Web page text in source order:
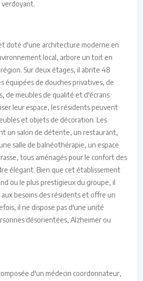
verdoyant.
doté d'une architecture moderne en
local, arbore un toit en
Sur deux étages, il abrite 48
équipées de douches privatives, de
de meubles de qualité et d'écrans
leur espace, les résidents peuvent
et objets de décoration. Les
un salon de détente, un restaurant,
salle de balnéothérapie, un espace
tous aménagés pour le confort des
élégant. Bien que cet établissement
ou le plus prestigieux du groupe, il
besoins des résidents et offre un
il ne dispose pas d'une unité
désorientées, Alzheimer ou
d'un médecin coordonnateur,